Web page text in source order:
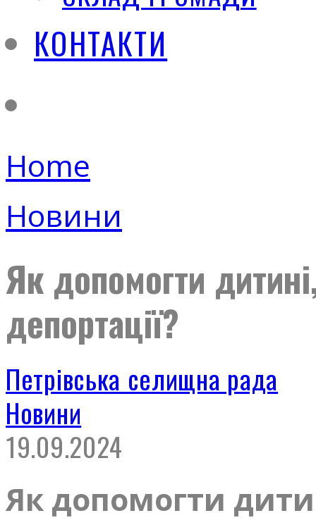
КОНТАКТИ
Home
Новини
Як допомогти
депортації?
Петрівська селищна рада
Новини
19.09.2024
Як допомогти